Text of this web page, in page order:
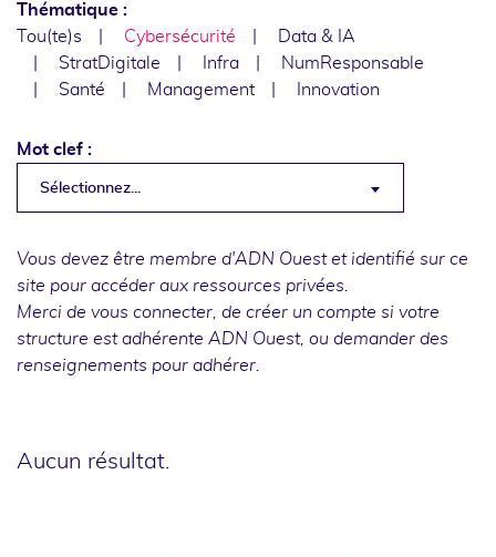
Thématique :
Tou(te)s
Cybersécurité
Data & IA
StratDigitale
Infra
NumResponsable
Santé
Management Innovation
Mot clef :
Sélectionnez...
Vous devez être membre d'ADN Ouest et identifié sur ce
site pour accéder aux ressources privées.
Merci de vous connecter , de créer un compte si votre
structure est adhérente ADN Ouest, ou demander des
renseignements pour adhérer.
Aucun résultat.